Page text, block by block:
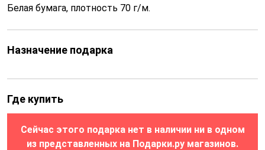
Белая бумага, плотность 70 г/м.
Назначение подарка
Где купить
Сейчас этого подарка нет в наличии ни в одном
из представленных на Подарки.ру магазинов.